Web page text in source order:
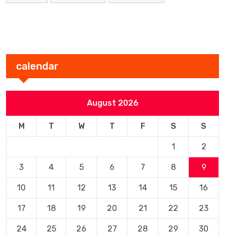
calendar
August 2026
M T W T F S S
1 2
3 4 5 6 7 8 9
10 11 12 13 14 15 16
17 18 19 20 21 22 23
24 25 26 27 28 29 30